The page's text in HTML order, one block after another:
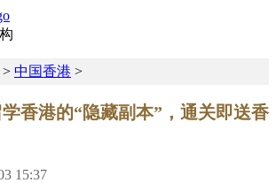
> 中国香港 >
香港的“隐藏副本”，通关即送香
15:37